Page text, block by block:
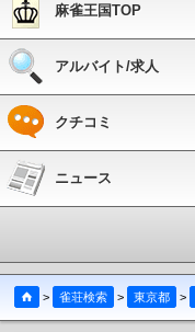
麻雀王国TOP
アルバイト/求人
クチコミ
ニュース
> 雀荘検索 > 東京都 >